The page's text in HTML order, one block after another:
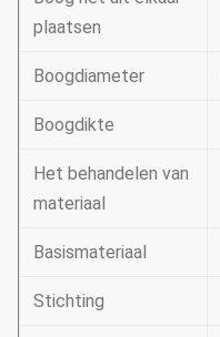
plaatsen
Boogdiameter
Boogdikte
Het behandelen van
materiaal
Basismateriaal
Stichting